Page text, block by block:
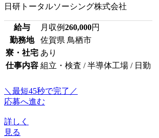
日研トータルソーシング株式会社
給与 月収例260,000円
勤務地
佐賀県 鳥栖市
寮・社宅 あり
仕事内容 組立・検査 / 半導体工場 / 日勤
＼最短45秒で完了／
応募へ進む
詳しく
見る